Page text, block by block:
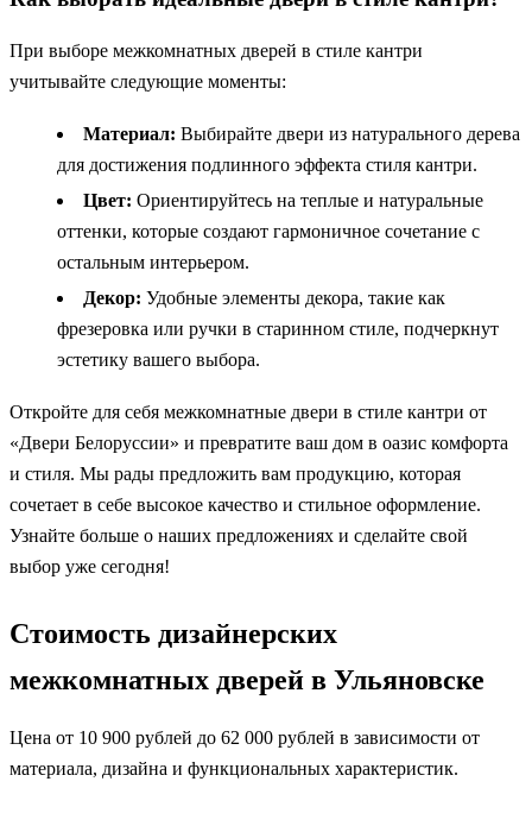
При выборе межкомнатных дверей в стиле кантри
учитывайте следующие моменты:
Материал: Выбирайте двери из натурального дерева
для достижения подлинного эффекта стиля кантри.
Цвет: Ориентируйтесь на теплые и натуральные
оттенки, которые создают гармоничное сочетание с
остальным интерьером.
Декор: Удобные элементы декора, такие как
фрезеровка или ручки в старинном стиле, подчеркнут
эстетику вашего выбора.
Откройте для себя межкомнатные двери в стиле кантри от
«Двери Белоруссии» и превратите ваш дом в оазис комфорта
и стиля. Мы рады предложить вам продукцию, которая
сочетает в себе высокое качество и стильное оформление.
Узнайте больше о наших предложениях и сделайте свой
выбор уже сегодня!
Стоимость дизайнерских
межкомнатных дверей в Ульяновске
Цена от 10 900 рублей до 62 000 рублей в зависимости от
материала, дизайна и функциональных характеристик.